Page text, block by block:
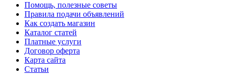
Помощь, полезные советы
Правила подачи объявлений
Как создать магазин
Каталог статей
Платные услуги
Договор оферта
Карта сайта
Статьи